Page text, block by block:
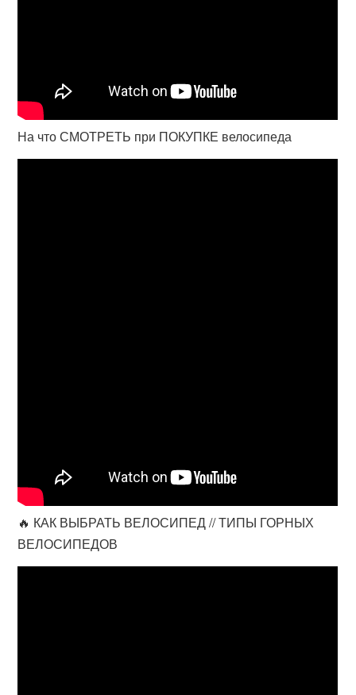
На что СМОТРЕТЬ при ПОКУПКЕ велосипеда
🔥 КАК ВЫБРАТЬ ВЕЛОСИПЕД // ТИПЫ ГОРНЫХ
ВЕЛОСИПЕДОВ